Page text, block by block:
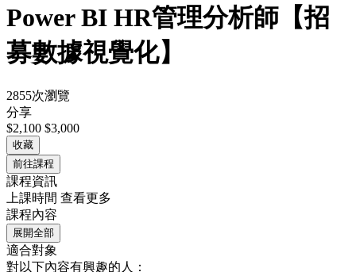
Power BI HR管理分析師【招
募數據視覺化】
2855次瀏覽
分享
$2,100 $3,000
收藏
前往課程
課程資訊
上課時間 查看更多
課程內容
展開全部
適合對象
對以下內容有興趣的人：